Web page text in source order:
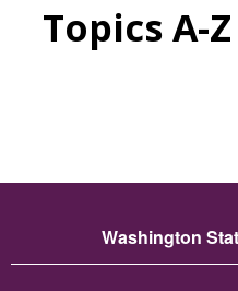
Topics A-
Washington